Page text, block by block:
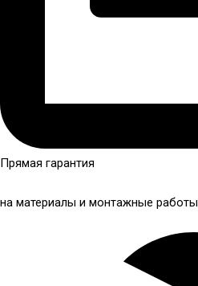
Прямая гарантия
на материалы и монтажные работы